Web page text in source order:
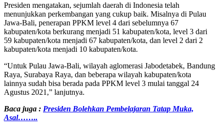
Presiden mengatakan, sejumlah daerah di Indonesia telah
menunjukkan perkembangan yang cukup baik. Misalnya di Pulau
Jawa-Bali, penerapan PPKM level 4 dari sebelumnya 67
kabupaten/kota berkurang menjadi 51 kabupaten/kota, level 3 dari
59 kabupaten/kota menjadi 67 kabupaten/kota, dan level 2 dari 2
kabupaten/kota menjadi 10 kabupaten/kota.
“Untuk Pulau Jawa-Bali, wilayah aglomerasi Jabodetabek, Bandung
Raya, Surabaya Raya, dan beberapa wilayah kabupaten/kota
lainnya sudah bisa berada pada PPKM level 3 mulai tanggal 24
Agustus 2021,” lanjutnya.
Baca juga : Presiden Bolehkan Pembelajaran Tatap Muka,
Asal……..